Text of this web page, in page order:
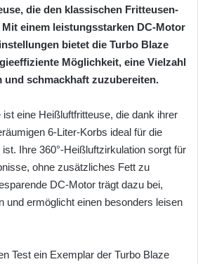
die den klassischen Fritteusen-
einem leistungsstarken DC-Motor
bietet die Turbo Blaze
Möglichkeit, eine Vielzahl
und schmackhaft zuzubereiten.
eine Heißluftfritteuse, die dank ihrer
6-Liter-Korbs ideal für die
Ihre 360°-Heißluftzirkulation sorgt für
ohne zusätzliches Fett zu
DC-Motor trägt dazu bei,
und ermöglicht einen besonders leisen
Test ein Exemplar der Turbo Blaze